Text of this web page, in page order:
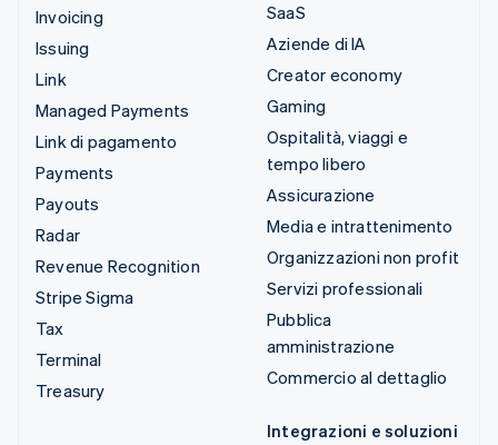
Invoicing
Issuing
Link
Managed Payments
Link di pagamento
Payments
Payouts
Radar
Revenue Recognition
Stripe Sigma
Tax
Terminal
Treasury
SaaS
Aziende di IA
Creator economy
Gaming
Ospitalità, viaggi e
tempo libero
Assicurazione
Media e intrattenimento
Organizzazioni non profit
Servizi professionali
Pubblica
amministrazione
Commercio al dettaglio
Integrazioni e soluzioni